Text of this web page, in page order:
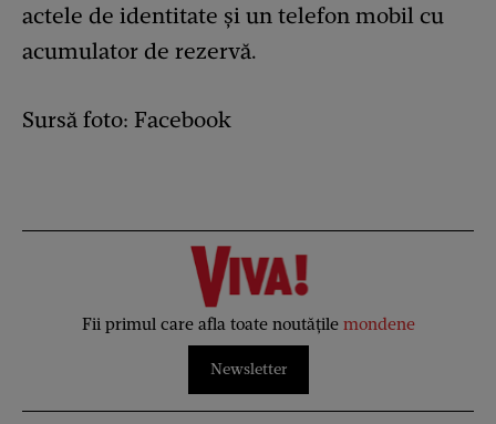
actele de identitate şi un telefon mobil cu
acumulator de rezervă.
Sursă foto: Facebook
Fii primul care afla toate noutățile mondene
Newsletter